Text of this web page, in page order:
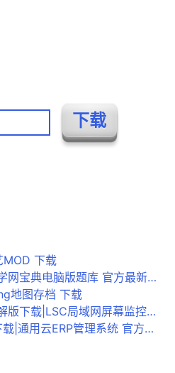
MOD 下载
电脑版题库 官方最新版V1.0.1下载
地图存档 下载
局域网屏幕监控系统 免费版v4.3下载
云ERP管理系统 官方版v5.0.1下载